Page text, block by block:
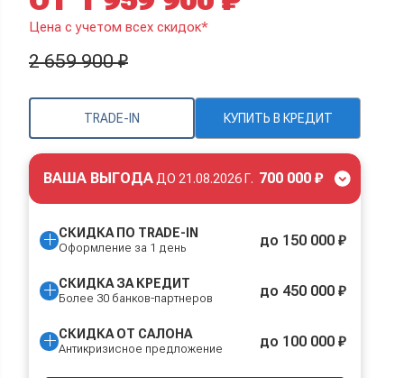
TRADE-IN КУПИТЬ В КРЕДИТ
Цена с учетом всех скидок*
2 659 900 ₽
ВАША ВЫГОДА ДО 21.08.2026 Г. 700 000 ₽
СКИДКА ПО TRADE-IN
Оформление за 1 день до 150 000 ₽
СКИДКА ЗА КРЕДИТ
Более 30 банков-партнеров до 450 000 ₽
СКИДКА ОТ САЛОНА
Антикризисное предложение до 100 000 ₽